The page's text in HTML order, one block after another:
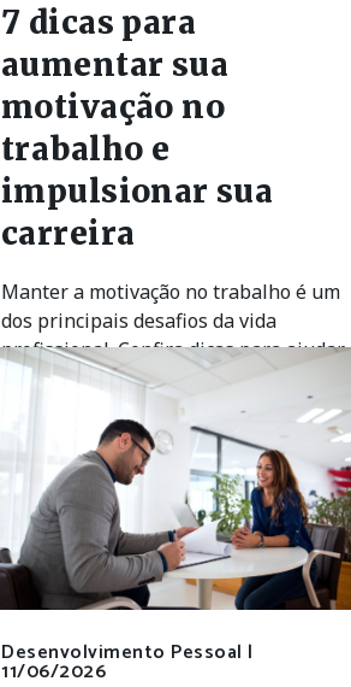
7 dicas para
aumentar sua
motivação no
trabalho e
impulsionar sua
carreira
Manter a motivação no trabalho é um
dos principais desafios da vida
profissional. Confira dicas para ajudar
sua trajetória
Desenvolvimento Pessoal |
11/06/2026